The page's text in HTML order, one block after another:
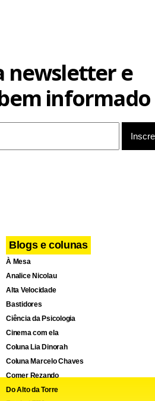
newsletter e
informado
Blogs e colunas
À Mesa
Analice Nicolau
Alta Velocidade
Bastidores
Ciência da Psicologia
Cinema com ela
Coluna Lia Dinorah
Coluna Marcelo Chaves
Comer Rezando
Do Alto da Torre